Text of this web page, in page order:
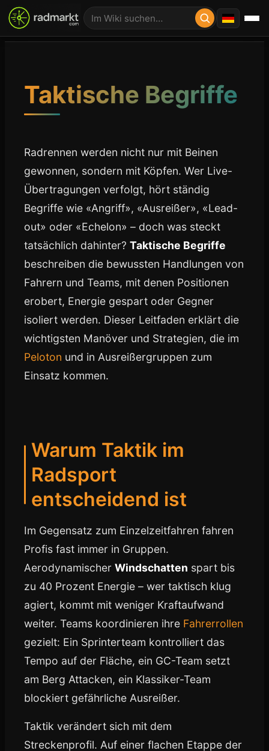
Taktische Begriffe
Radrennen werden nicht nur mit Beinen
gewonnen, sondern mit Köpfen. Wer Live-
Übertragungen verfolgt, hört ständig
Begriffe wie «Angriff», «Ausreißer», «Lead-
out» oder «Echelon» – doch was steckt
tatsächlich dahinter? Taktische Begriffe
beschreiben die bewussten Handlungen von
Fahrern und Teams, mit denen Positionen
erobert, Energie gespart oder Gegner
isoliert werden. Dieser Leitfaden erklärt die
wichtigsten Manöver und Strategien, die im
Peloton und in Ausreißergruppen zum
Einsatz kommen.
Warum Taktik im
Radsport
entscheidend ist
Im Gegensatz zum Einzelzeitfahren fahren
Profis fast immer in Gruppen.
Aerodynamischer Windschatten spart bis
zu 40 Prozent Energie – wer taktisch klug
agiert, kommt mit weniger Kraftaufwand
weiter. Teams koordinieren ihre Fahrerrollen
gezielt: Ein Sprinterteam kontrolliert das
Tempo auf der Fläche, ein GC-Team setzt
am Berg Attacken, ein Klassiker-Team
blockiert gefährliche Ausreißer.
Taktik verändert sich mit dem
Streckenprofil. Auf einer flachen Etappe der